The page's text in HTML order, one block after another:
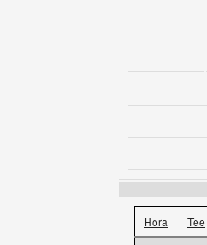
Hora Tee